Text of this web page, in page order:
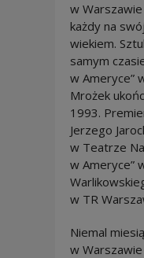
w
każdy na
wiekiem.
samym
w Ameryce”
Mrożek
1993.
Jerzego
w Teatrze
w Ameryce”
w TR
Niemal
w